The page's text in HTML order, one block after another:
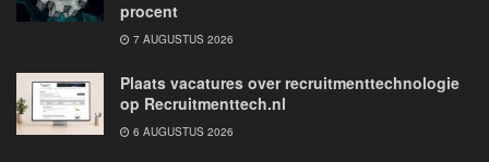
procent
7 AUGUSTUS 2026
Plaats vacatures over recruitmenttechnologie
op Recruitmenttech.nl
6 AUGUSTUS 2026